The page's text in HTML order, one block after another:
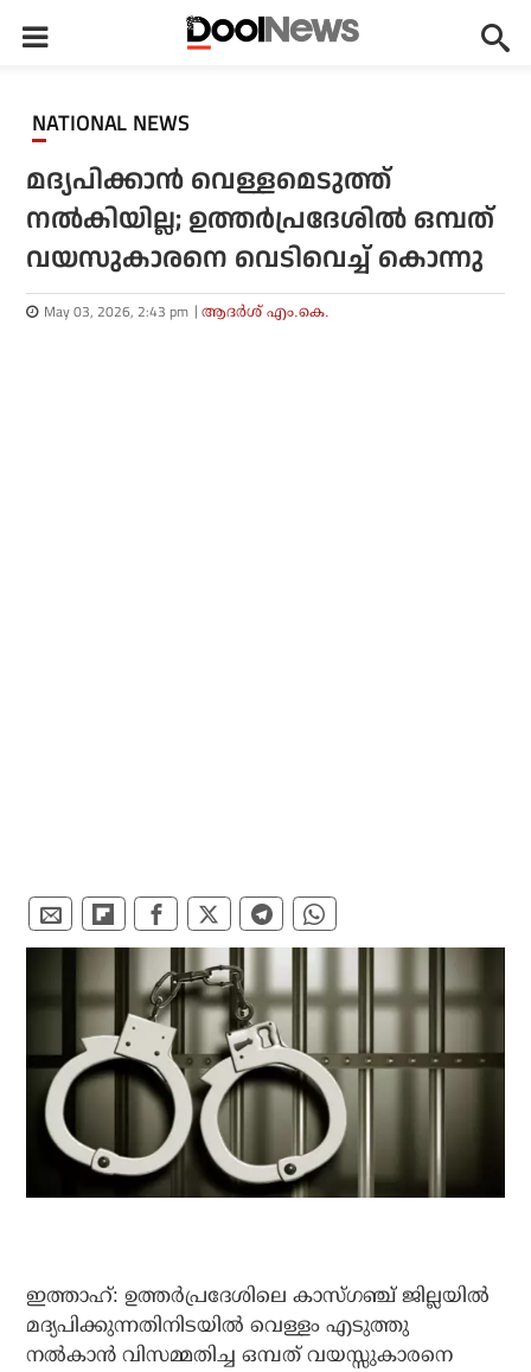
NATIONAL NEWS
മദ്യപിക്കാന്‍ വെള്ളമെടുത്ത്
നല്‍കിയില്ല; ഉത്തര്‍പ്രദേശില്‍ ഒമ്പത്
വയസുകാരനെ വെടിവെച്ച് കൊന്നു
May 03, 2026, 2:43 pm ആദർശ് എം.കെ.
ഇത്താഹ്: ഉത്തര്‍പ്രദേശിലെ കാസ്ഗഞ്ച് ജില്ലയില്‍
മദ്യപിക്കുന്നതിനിടയില്‍ വെള്ളം എടുത്തു
നല്‍കാന്‍ വിസമ്മതിച്ച ഒമ്പത് വയസ്സുകാരനെ